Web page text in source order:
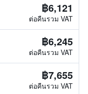
฿6,121
ต่อคืนรวม VAT
฿6,245
ต่อคืนรวม VAT
฿7,655
ต่อคืนรวม VAT